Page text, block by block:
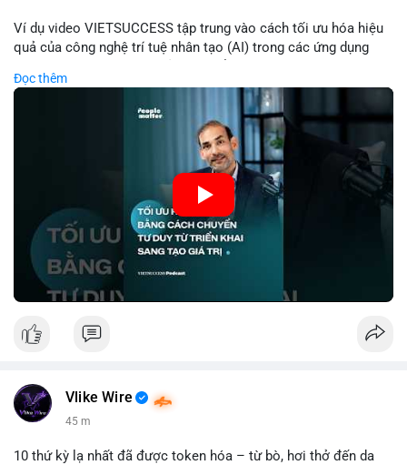
Ví dụ video VIETSUCCESS tập trung vào cách tối ưu hóa hiệu
quả của công nghệ trí tuệ nhân tạo (AI) trong các ứng dụng
đoán xu hướng thị trường, và tự động hóa quy trình trong lĩnh
vực tài chính và crypto. Bài đăng nhấn mạnh vai trò của AI
trong việc giảm thiểu sai lầm, tăng tốc độ xử lý, và hỗ trợ quyết
định dựa trên dữ liệu. Điều này đặc biệt quan trọng trong thời
kỳ phát triển nhanh chóng của ngành crypto, nơi tính chính xác
và tốc độ là yếu tố quyết định.
🎥 Xem video trực tiếp tại:
Nguồn: VIETSUCCESS
Đọc thêm
Vlike Wire
45 m
10 thứ kỳ lạ nhất đã được token hóa – từ bò, hơi thở đến da